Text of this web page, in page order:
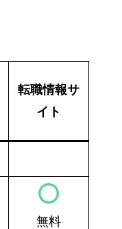
転職情報サ
イト
無料